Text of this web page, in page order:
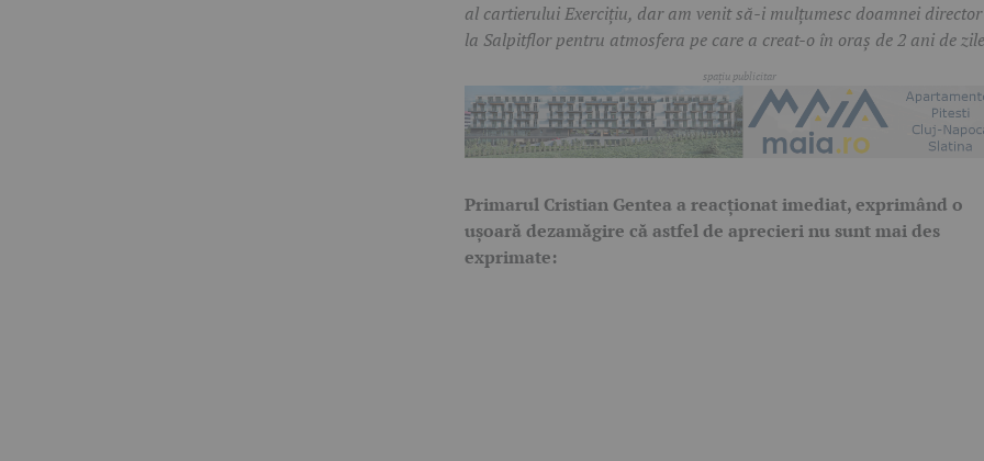
al cartierului Exercițiu, dar am venit să-i mulțumesc doamnei
la Salpitflor pentru atmosfera pe care a creat-o în oraș de 2 ani de
Primarul Cristian Gentea a reacționat imediat, exprimând o
ușoară dezamăgire că astfel de aprecieri nu sunt mai des
exprimate: